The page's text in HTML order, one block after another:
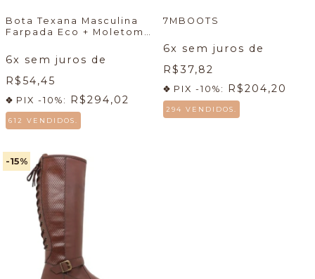
Bota Texana Masculina
Farpada Eco + Moletom
6x sem juros de
R$54,45
PIX -10%: R$294,02
612 VENDIDOS.
7MBOOTS
6x sem juros de
R$37,82
PIX -10%: R$204,20
294 VENDIDOS.
-15%